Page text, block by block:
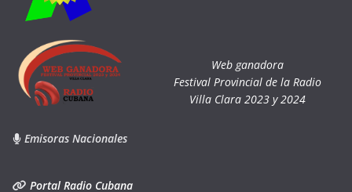
Web ganadora
Festival Provincial de la Radio
Villa Clara 2023 y 2024
Emisoras Nacionales
Portal Radio Cubana